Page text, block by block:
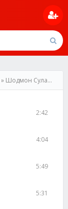
» Шодмон Сулаймони
2:42
4:04
5:49
5:31